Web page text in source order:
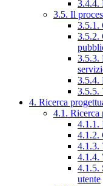
3.4.4.
3.5. Il
3.5.1.
3.5.2.
3.5.3.
3.5.4.
3.5.5.
4. Ricerca
4.1. Ricerca
4.1.1.
4.1.2.
4.1.3.
4.1.4.
4.1.5.
utente